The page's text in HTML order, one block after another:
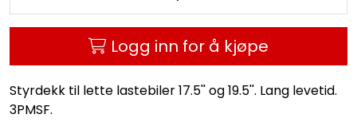
Logg inn for å kjøpe
Styrdekk til lette lastebiler 17.5'' og 19.5''. Lang levetid.
3PMSF.